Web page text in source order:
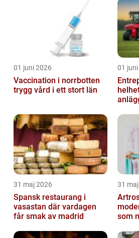
01 juni 2026
Vaccination i norrbotten
trygg vård i ett stort län
01
31 maj 2026
Spansk restaurang i
vasastan där vardagen
får smak av madrid
31
som